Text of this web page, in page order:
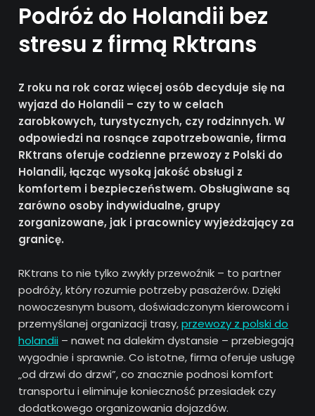
Podróż do Holandii bez
stresu z firmą Rktrans
Z roku na rok coraz więcej osób decyduje się na
wyjazd do Holandii – czy to w celach
zarobkowych, turystycznych, czy rodzinnych. W
odpowiedzi na rosnące zapotrzebowanie, firma
RKtrans oferuje codzienne przewozy z Polski do
Holandii, łącząc wysoką jakość obsługi z
komfortem i bezpieczeństwem. Obsługiwane są
zarówno osoby indywidualne, grupy
zorganizowane, jak i pracownicy wyjeżdżający za
granicę.
RKtrans to nie tylko zwykły przewoźnik – to partner
podróży, który rozumie potrzeby pasażerów. Dzięki
nowoczesnym busom, doświadczonym kierowcom i
przemyślanej organizacji trasy,przewozy z polski do
holandii – nawet na dalekim dystansie – przebiegają
wygodnie i sprawnie. Co istotne, firma oferuje usługę
„od drzwi do drzwi”, co znacznie podnosi komfort
transportu i eliminuje konieczność przesiadek czy
dodatkowego organizowania dojazdów.